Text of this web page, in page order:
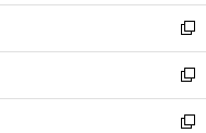
開
く
ウ
で
開
く
ン
ド
ウ
で
開
く
ウ
ィ
ン
ド
ウ
で
し
い
ウ
ィ
ン
ド
新
し
い
ウ
ィ
新
し
い
新